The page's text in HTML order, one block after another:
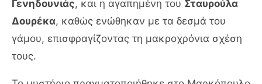
Γενηδουνιάς, και η αγαπημένη του Σταυρούλα
Δουρέκα, καθώς ενώθηκαν με τα δεσμά του
γάμου, επισφραγίζοντας τη μακροχρόνια σχέση
τους.